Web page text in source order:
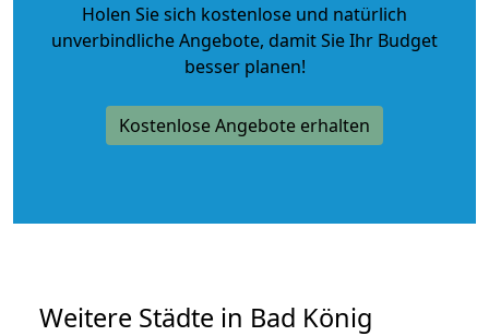
Holen Sie sich kostenlose und natürlich
unverbindliche Angebote, damit Sie Ihr Budget
besser planen!
Kostenlose Angebote erhalten
Weitere Städte in Bad König